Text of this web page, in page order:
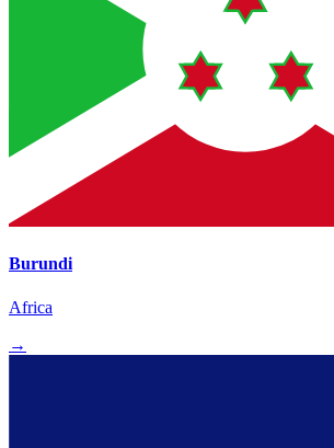
Burundi
Africa
→